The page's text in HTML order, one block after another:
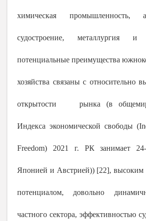
химическая промышленность,
судостроение, металлургия и
потенциальные преимущества
хозяйства связаны с относительно
открытости рынка (в
Индекса экономической свободы
Freedom) 2021 г. РК занимает
Японией и Австрией)) [22],
потенциалом, довольно
частного сектора, эффективностью